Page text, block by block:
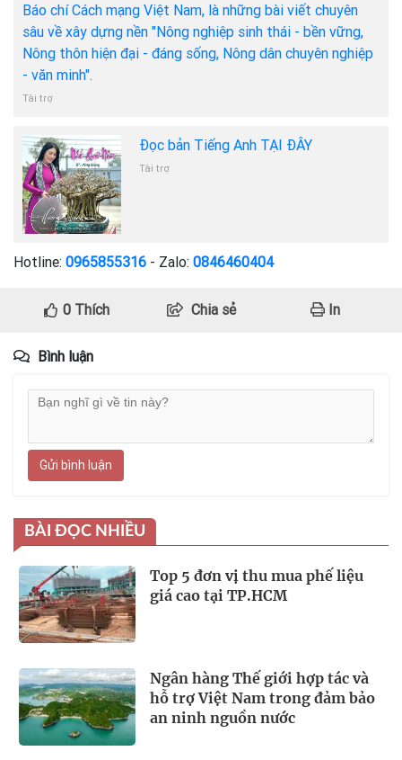
Báo chí Cách mạng Việt Nam, là những bài viết chuyên
sâu về xây dựng nền "Nông nghiệp sinh thái - bền vững,
Nông thôn hiện đại - đáng sống, Nông dân chuyên nghiệp
- văn minh".
Tài trợ
Đọc bản Tiếng Anh TẠI ĐÂY
Tài trợ
Hotline: 0965855316 - Zalo: 0846460404
0Thích Chia sẻ In
Bình luận
Gửi bình luận
BÀI ĐỌC NHIỀU
Top 5 đơn vị thu mua phế liệu
giá cao tại TP.HCM
Ngân hàng Thế giới hợp tác và
hỗ trợ Việt Nam trong đảm bảo
an ninh nguồn nước